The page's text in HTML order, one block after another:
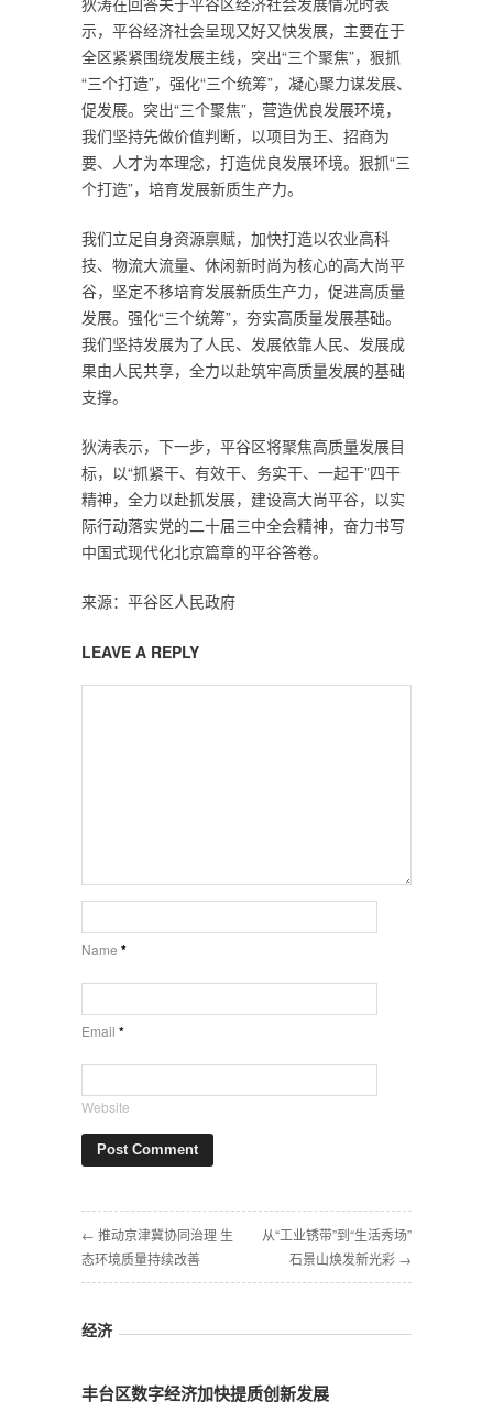
示，平谷经济社会呈现又好又快发展，主要在于
全区紧紧围绕发展主线，突出“三个聚焦”，狠抓
“三个打造”，强化“三个统筹”，凝心聚力谋发展、
促发展。突出“三个聚焦”，营造优良发展环境，
我们坚持先做价值判断，以项目为王、招商为
要、人才为本理念，打造优良发展环境。狠抓“三
个打造”，培育发展新质生产力。
我们立足自身资源禀赋，加快打造以农业高科
技、物流大流量、休闲新时尚为核心的高大尚平
谷，坚定不移培育发展新质生产力，促进高质量
发展。强化“三个统筹”，夯实高质量发展基础。
我们坚持发展为了人民、发展依靠人民、发展成
果由人民共享，全力以赴筑牢高质量发展的基础
支撑。
狄涛表示，下一步，平谷区将聚焦高质量发展目
标，以“抓紧干、有效干、务实干、一起干”四干
精神，全力以赴抓发展，建设高大尚平谷，以实
际行动落实党的二十届三中全会精神，奋力书写
中国式现代化北京篇章的平谷答卷。
来源：平谷区人民政府
LEAVE A REPLY
Name *
Email *
Website
← 推动京津冀协同治理 生
态环境质量持续改善
从“工业锈带”到“生活秀场”
石景山焕发新光彩 →
经济
丰台区数字经济加快提质创新发展